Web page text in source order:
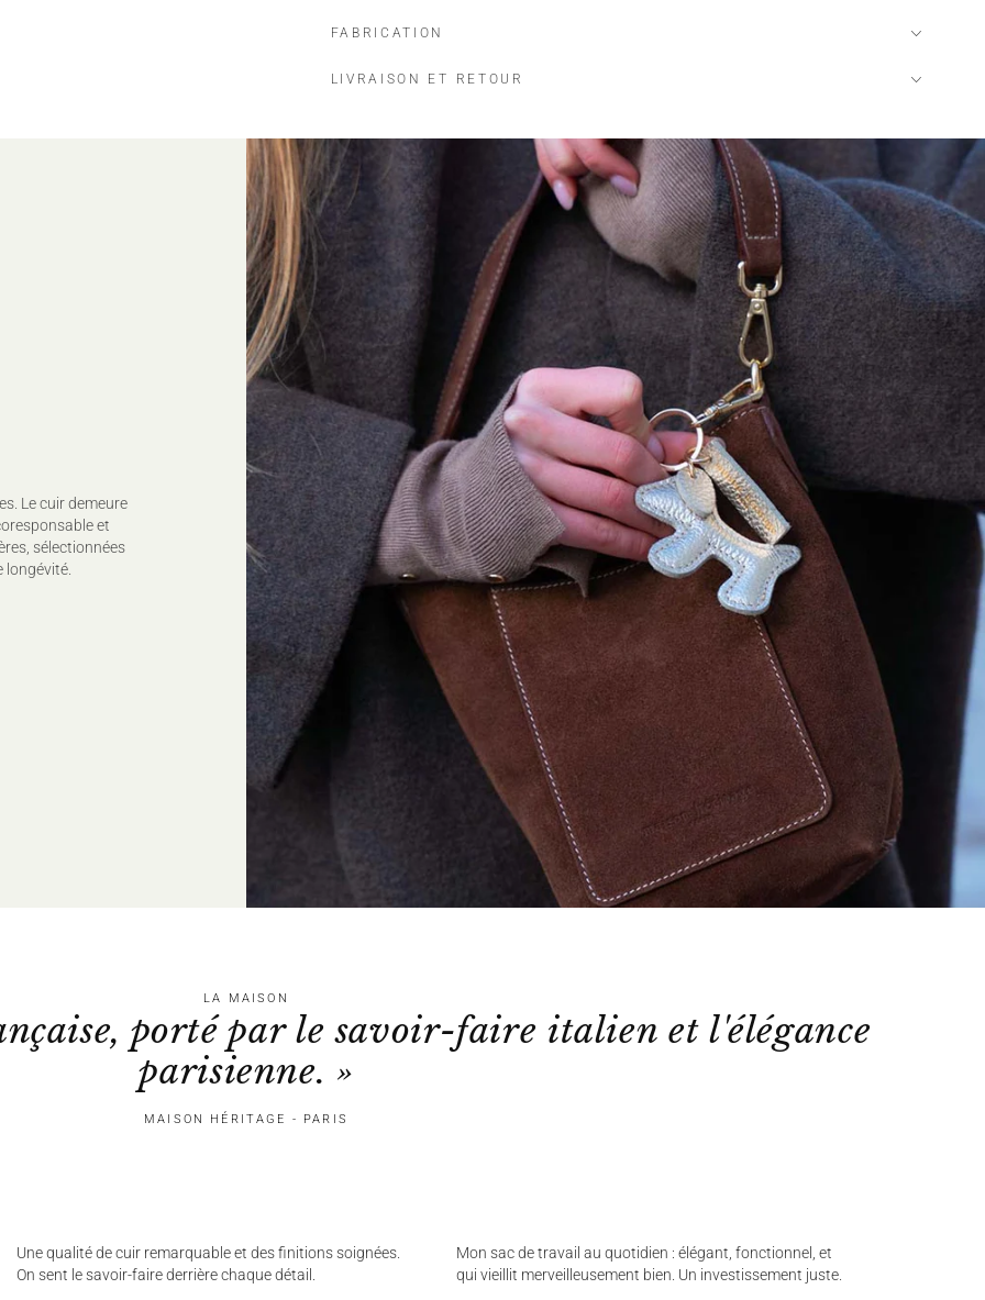
FABRICATION
LIVRAISON ET RETOUR
Le cuir demeure
et
sélectionnées
longévité.
LA MAISON
porté par le savoir-faire italien et l'élégance
parisienne. »
MAISON HÉRITAGE - PARIS
Une qualité de cuir remarquable et des finitions soignées.
On sent le savoir-faire derrière chaque détail.
Mon sac de travail au quotidien : élégant, fonctionnel, et
qui vieillit merveilleusement bien. Un investissement juste.